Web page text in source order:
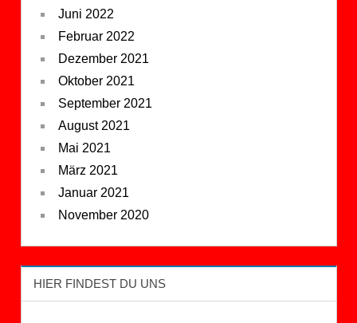
Juni 2022
Februar 2022
Dezember 2021
Oktober 2021
September 2021
August 2021
Mai 2021
März 2021
Januar 2021
November 2020
HIER FINDEST DU UNS